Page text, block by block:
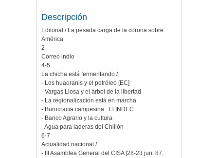
Descripción
Editorial / La pesada carga de la corona sobre
América
2
Correo indio
4-5
La chicha está fermentando /
- Los huaoranis y el petróleo [EC]
- Vargas Llosa y el árbol de la libertad
- La regionalización está en marcha
- Burocracia campesina : El INDEC
- Banco Agrario y la cultura
- Agua para laderas del Chillón
6-7
Actualidad nacional /
- III Asamblea General del CISA [28-23 jun. 87,